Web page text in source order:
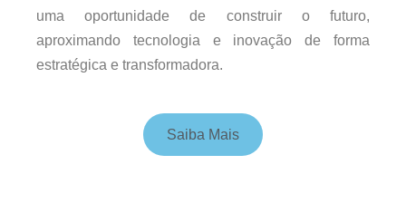
uma oportunidade de construir o futuro,
aproximando tecnologia e inovação de forma
estratégica e transformadora.
Saiba Mais